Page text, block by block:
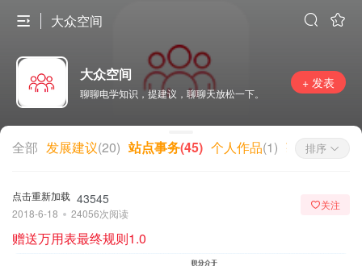
大众空间
大众空间
聊聊电学知识，提建议，聊聊天放松一下。
+ 发表
全部 发展建议(20) 站点事务(45) 个人作品(1) 获币任务(
排序
点击重新加载 43545
2018-6-18 24056次阅读
关注
赠送万用表最终规则1.0